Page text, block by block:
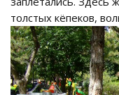
толстых кёпеков,